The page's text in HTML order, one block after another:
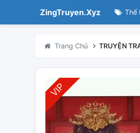
ZingTruyen.Xyz Thể
Trang Chủ TRUYỆN